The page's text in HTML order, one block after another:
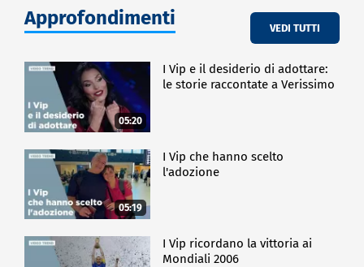
Approfondimenti VEDI TUTTI
05:20
I Vip e il desiderio di adottare:
le storie raccontate a Verissimo
05:19
I Vip che hanno scelto
l'adozione
I Vip ricordano la vittoria ai
Mondiali 2006